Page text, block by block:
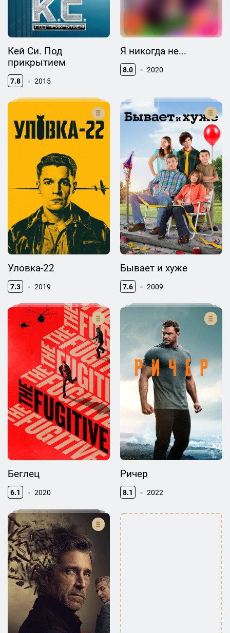
Кей Си. Под
прикрытием
7.8 2015
Я никогда не...
8.0 2020
Уловка-22
7.3 2019
Бывает и хуже
7.6 2009
Беглец
6.1 2020
Ричер
8.1 2022